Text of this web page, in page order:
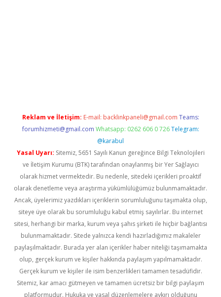
Reklam ve İletişim: E-mail: backlinkpaneli@gmail.com Teams:
forumhizmeti@gmail.com Whatsapp: 0262 606 0 726 Telegram:
@karabul
Yasal Uyarı: Sitemiz, 5651 Sayılı Kanun gereğince Bilgi Teknolojileri
ve İletişim Kurumu (BTK) tarafından onaylanmış bir Yer Sağlayıcı
olarak hizmet vermektedir. Bu nedenle, sitedeki içerikleri proaktif
olarak denetleme veya araştırma yükümlülüğümüz bulunmamaktadır.
Ancak, üyelerimiz yazdıkları içeriklerin sorumluluğunu taşımakta olup,
siteye üye olarak bu sorumluluğu kabul etmiş sayılırlar. Bu internet
sitesi, herhangi bir marka, kurum veya şahıs şirketi ile hiçbir bağlantısı
bulunmamaktadır. Sitede yalnızca kendi hazırladığımız makaleler
paylaşılmaktadır. Burada yer alan içerikler haber niteliği taşımamakta
olup, gerçek kurum ve kişiler hakkında paylaşım yapılmamaktadır.
Gerçek kurum ve kişiler ile isim benzerlikleri tamamen tesadüfidir.
Sitemiz, kar amacı gütmeyen ve tamamen ücretsiz bir bilgi paylaşım
platformudur. Hukuka ve yasal düzenlemelere aykırı olduğunu